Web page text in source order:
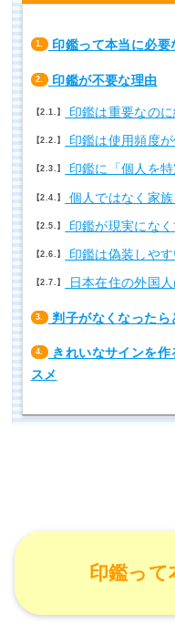
1. 印鑑って本当に必要
2. 印鑑が不要な理由
2.1. 印鑑は重要なの
2.2. 印鑑は使用頻度
2.3. 印鑑に「個人を
2.4. 個人ではなく家
2.5. 印鑑が現実にな
2.6. 印鑑は偽装しや
2.7. 日本在住の外国
3. 判子がなくなったら
4.
きれいなサインを作
スメ
印鑑って